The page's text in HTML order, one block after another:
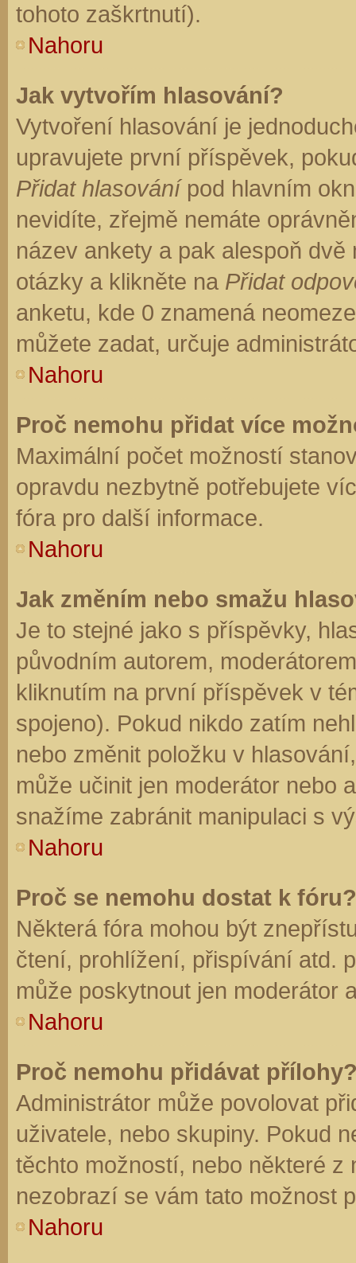
tohoto zaškrtnutí).
Nahoru
Jak vytvořím hlasování?
Vytvoření hlasování je
upravujete první příspěvek,
Přidat hlasovánípod hlavním
nevidíte, zřejmě nemáte
název ankety a pak alespoň
otázky a klikněte na Přidat
anketu, kde 0 znamená
můžete zadat, určuje
Nahoru
Proč nemohu přidat více
Maximální počet možností
opravdu nezbytně potřebujete
fóra pro další informace.
Nahoru
Jak změním nebo smažu
Je to stejné jako s příspěvky,
původním autorem,
kliknutím na první příspěvek v
spojeno). Pokud nikdo zatím
nebo změnit položku v
může učinit jen moderátor nebo
snažíme zabránit manipulaci s
Nahoru
Proč se nemohu dostat k fóru?
Některá fóra mohou být
čtení, prohlížení, přispívání atd.
může poskytnout jen moderátor
Nahoru
Proč nemohu přidávat
Administrátor může povolovat
uživatele, nebo skupiny. Pokud
těchto možností, nebo některé z
nezobrazí se vám tato možnost
Nahoru